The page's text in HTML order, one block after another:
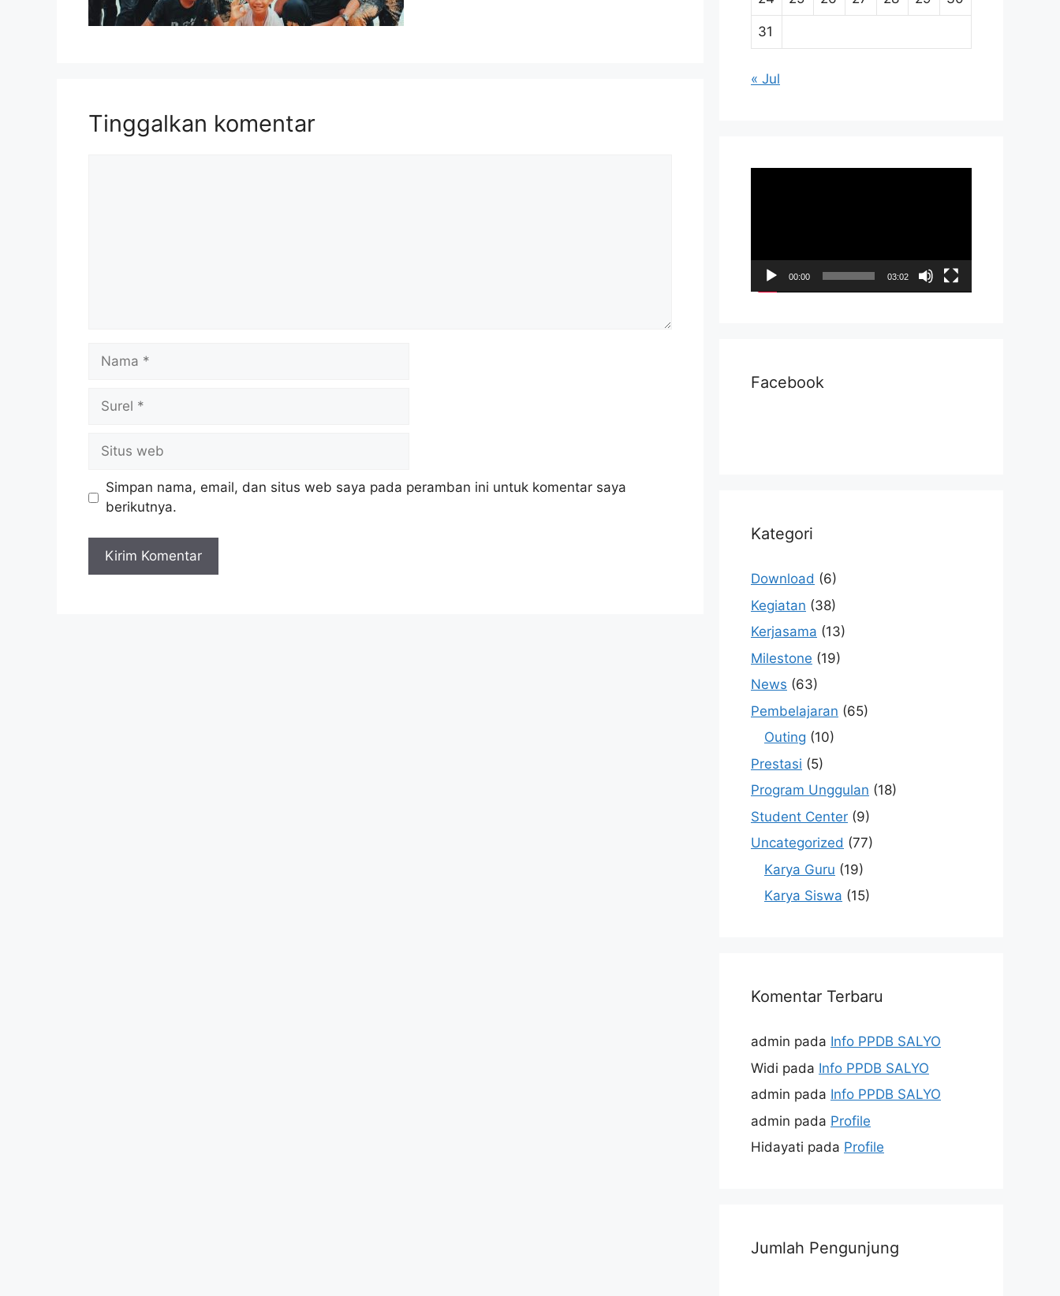
Tinggalkan komentar
Simpan nama, email, dan situs web saya pada peramban ini untuk komentar saya
berikutnya.
31
« Jul
00:00 03:02
Facebook
Kategori
Download (6)
Kegiatan (38)
Kerjasama (13)
Milestone (19)
News (63)
Pembelajaran (65)
Outing (10)
Prestasi (5)
Program Unggulan (18)
Student Center (9)
Uncategorized (77)
Karya Guru (19)
Karya Siswa (15)
Komentar Terbaru
admin pada Info PPDB SALYO
Widi pada Info PPDB SALYO
admin pada Info PPDB SALYO
admin pada Profile
Hidayati pada Profile
Jumlah Pengunjung